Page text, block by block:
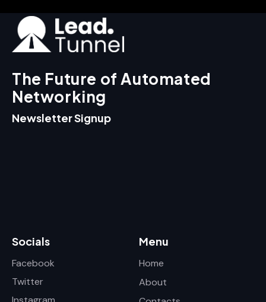
The Future of Automated
Networking
Newsletter Signup
Socials
Facebook
Twitter
Menu
Home
About